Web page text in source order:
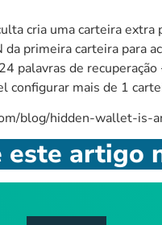
cria uma carteira
da primeira carteira para
palavras de
configurar mais de 1
blog/hidden-wallet-is-
artigo